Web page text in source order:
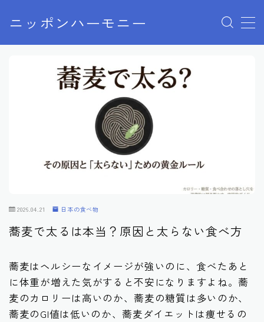
ニッポンハーモニー
MENU
プライバシーポリシー
特定商取引法に基づく表記
2026.04.21 日本の食べ物
蕎麦で太るは本当？原因と太らない食べ方
蕎麦はヘルシーなイメージが強いのに、食べたあと
に体重が増えた気がすると不安になりますよね。蕎
麦のカロリーは高いのか、蕎麦の糖質は多いのか、
蕎麦のGI値は低いのか、蕎麦ダイエットは痩せるの